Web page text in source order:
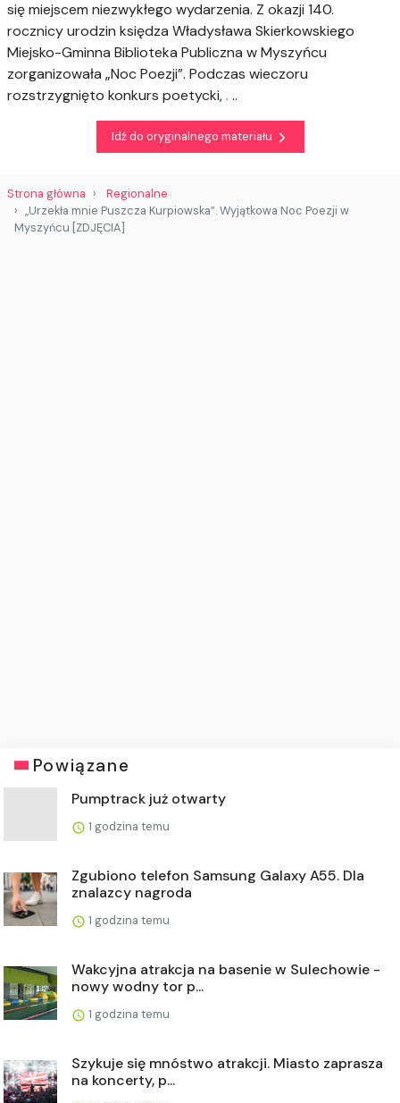
się miejscem niezwykłego wydarzenia. Z okazji 140.
rocznicy urodzin księdza Władysława Skierkowskiego
Miejsko-Gminna Biblioteka Publiczna w Myszyńcu
zorganizowała „Noc Poezji”. Podczas wieczoru
rozstrzygnięto konkurs poetycki,. ..
Idź do oryginalnego materiału
Strona główna
Regionalne
„Urzekła mnie Puszcza Kurpiowska”. Wyjątkowa Noc Poezji w
Myszyńcu [ZDJĘCIA]
Powiązane
Pumptrack już otwarty
1 godzina temu
Zgubiono telefon Samsung Galaxy A55. Dla
znalazcy nagroda
1 godzina temu
Wakcyjna atrakcja na basenie w Sulechowie -
nowy wodny tor p...
1 godzina temu
Szykuje się mnóstwo atrakcji. Miasto zaprasza
na koncerty, p...